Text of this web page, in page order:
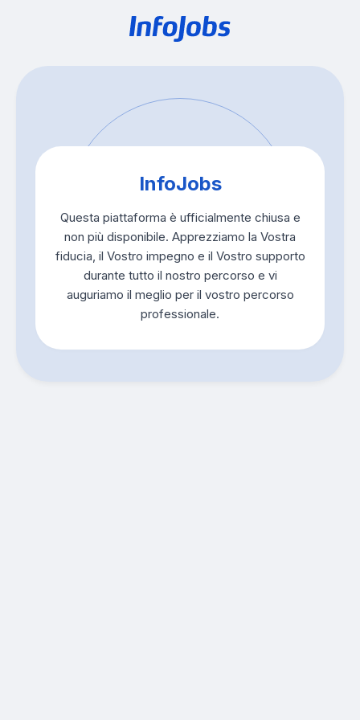
InfoJobs
Questa piattaforma è ufficialmente chiusa e
non più disponibile. Apprezziamo la Vostra
fiducia, il Vostro impegno e il Vostro supporto
durante tutto il nostro percorso e vi
auguriamo il meglio per il vostro percorso
professionale.